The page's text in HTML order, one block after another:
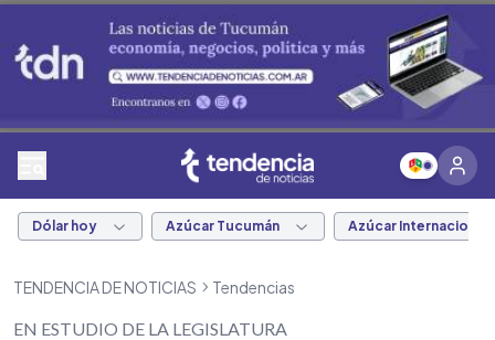
Dólar hoy Azúcar Tucumán Azúcar Internacional
TENDENCIA DE NOTICIAS Tendencias
EN ESTUDIO DE LA LEGISLATURA